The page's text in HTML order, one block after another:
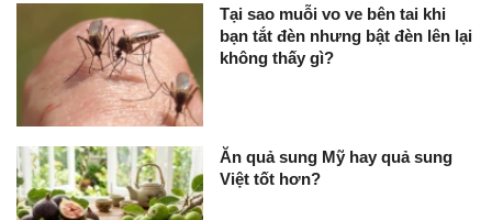
Tại sao muỗi vo ve bên tai khi
bạn tắt đèn nhưng bật đèn lên lại
không thấy gì?
Ăn quả sung Mỹ hay quả sung
Việt tốt hơn?